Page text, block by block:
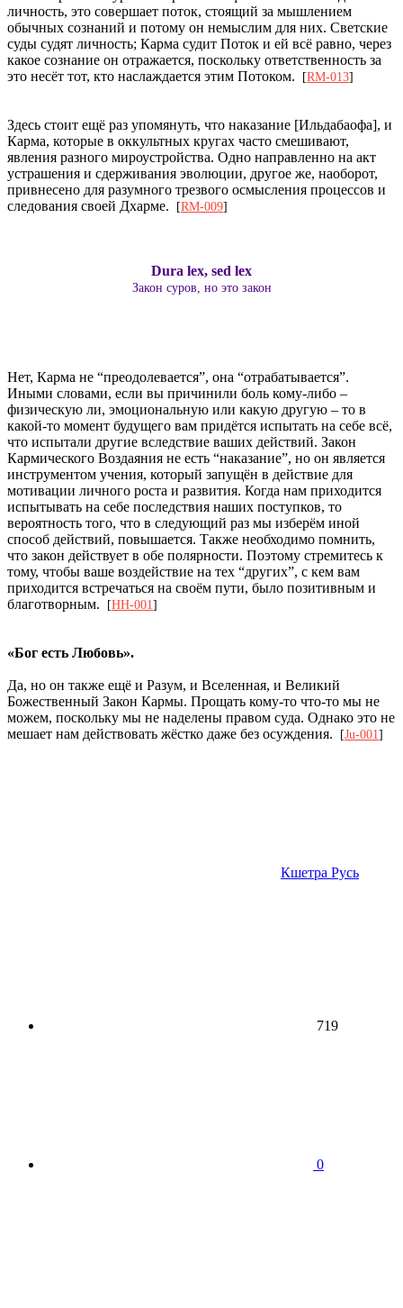
личность, это совершает поток, стоящий за мышлением
обычных сознаний и потому он немыслим для них. Светские
суды судят личность; Карма судит Поток и ей всё равно, через
какое сознание он отражается, поскольку ответственность за
это несёт тот, кто наслаждается этим Потоком.
[RM-013]
Здесь стоит ещё раз упомянуть, что наказание [Ильдабаофа], и
Карма, которые в оккультных кругах часто смешивают,
явления разного мироустройства. Одно направленно на акт
устрашения и сдерживания эволюции, другое же, наоборот,
привнесено для разумного трезвого осмысления процессов и
следования своей Дхарме.
[RM-009]
Dura lex, sed lex
Закон суров, но это закон
Нет, Карма не “преодолевается”, она “отрабатывается”.
Иными словами, если вы причинили боль кому-либо –
физическую ли, эмоциональную или какую другую – то в
какой-то момент будущего вам придётся испытать на себе всё,
что испытали другие вследствие ваших действий. Закон
Кармического Воздаяния не есть “наказание”, но он является
инструментом учения, который запущён в действие для
мотивации личного роста и развития. Когда нам приходится
испытывать на себе последствия наших поступков, то
вероятность того, что в следующий раз мы изберём иной
способ действий, повышается. Также необходимо помнить,
что закон действует в обе полярности. Поэтому стремитесь к
тому, чтобы ваше воздействие на тех “других”, с кем вам
приходится встречаться на своём пути, было позитивным и
благотворным.
[HH-001 ]
«Бог есть Любовь».
Да, но он также ещё и Разум, и Вселенная, и Великий
Божественный Закон Кармы. Прощать кому-то что-то мы не
можем, поскольку мы не наделены правом суда. Однако это не
мешает нам действовать жёстко даже без осуждения.
[Ju-001 ]
Кшетра Русь
719
0